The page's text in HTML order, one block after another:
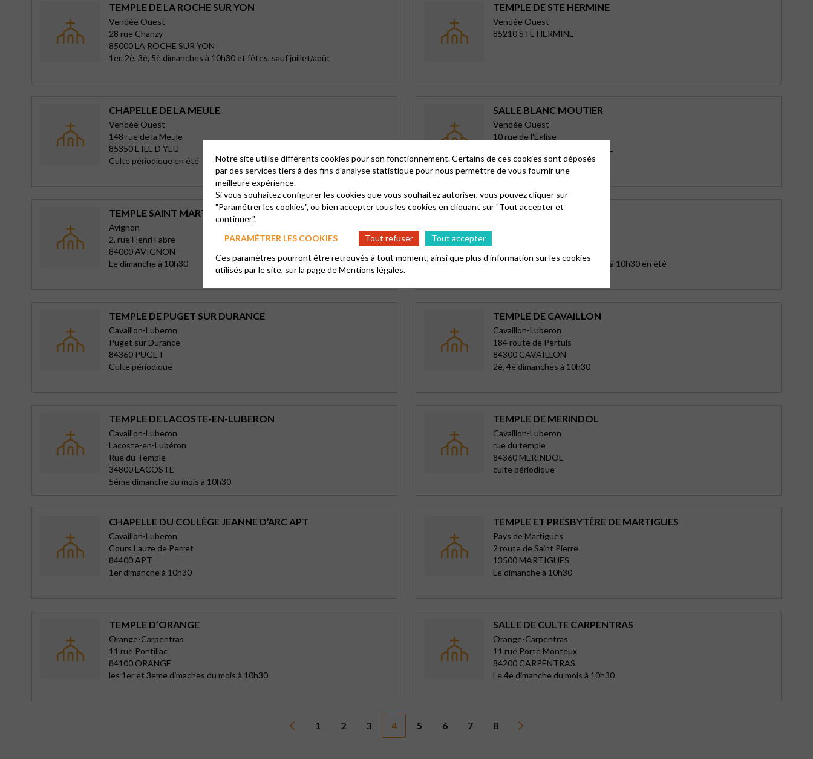
TEMPLE DE LA ROCHE SUR YON
Vendée Ouest
28 rue Chanzy
85000 LA ROCHE SUR YON
1er, 2è, 3è, 5è dimanches à 10h30 et fêtes, sauf juillet/août
TEMPLE DE STE HERMINE
Vendée Ouest
85210 STE HERMINE
CHAPELLE DE LA MEULE
Vendée Ouest
148 rue de la Meule
85350 L ILE D YEU
Culte périodique en été
SALLE BLANC MOUTIER
Vendée Ouest
10 rue de l'Eglise
85330 NOIRMOUTIER EN L ILE
Culte périodique en été
TEMPLE SAINT MARTIAL
Avignon
2, rue Henri Fabre
84000 AVIGNON
Le dimanche à 10h30
TEMPLE DES GROS
Culte saisonnier : Le dimanche à 10h30 en été
TEMPLE DE PUGET SUR DURANCE
Cavaillon-Luberon
Puget sur Durance
84360 PUGET
Culte périodique
TEMPLE DE CAVAILLON
Cavaillon-Luberon
184 route de Pertuis
84300 CAVAILLON
2è, 4è dimanches à 10h30
TEMPLE DE LACOSTE-EN-LUBERON
Cavaillon-Luberon
Lacoste-en-Lubéron
Rue du Temple
34800 LACOSTE
5ème dimanche du mois à 10h30
TEMPLE DE MERINDOL
Cavaillon-Luberon
rue du temple
84360 MERINDOL
culte périodique
CHAPELLE DU COLLÈGE JEANNE D’ARC APT
Cavaillon-Luberon
Cours Lauze de Perret
84400 APT
1er dimanche à 10h30
TEMPLE ET PRESBYTÈRE DE MARTIGUES
Pays de Martigues
2 route de Saint Pierre
13500 MARTIGUES
Le dimanche à 10h30
TEMPLE D’ORANGE
Orange-Carpentras
11 rue Pontillac
84100 ORANGE
les 1er et 3eme dimaches du mois à 10h30
SALLE DE CULTE CARPENTRAS
Orange-Carpentras
11 rue Porte Monteux
84200 CARPENTRAS
Le 4e dimanche du mois à 10h30
1 2 3 4 5 6 7 8
Notre site utilise différents cookies pour son fonctionnement. Certains de ces cookies sont déposés
par des services tiers à des fins d'analyse statistique pour nous permettre de vous fournir une
meilleure expérience.
Si vous souhaitez configurer les cookies que vous souhaitez autoriser, vous pouvez cliquer sur
"Paramétrer les cookies", ou bien accepter tous les cookies en cliquant sur "Tout accepter et
continuer".
PARAMÉTRER LES COOKIES
Tout refuser
Tout accepter
Ces paramètres pourront être retrouvés à tout moment, ainsi que plus d'information sur les cookies
utilisés par le site, sur la page deMentions légales.